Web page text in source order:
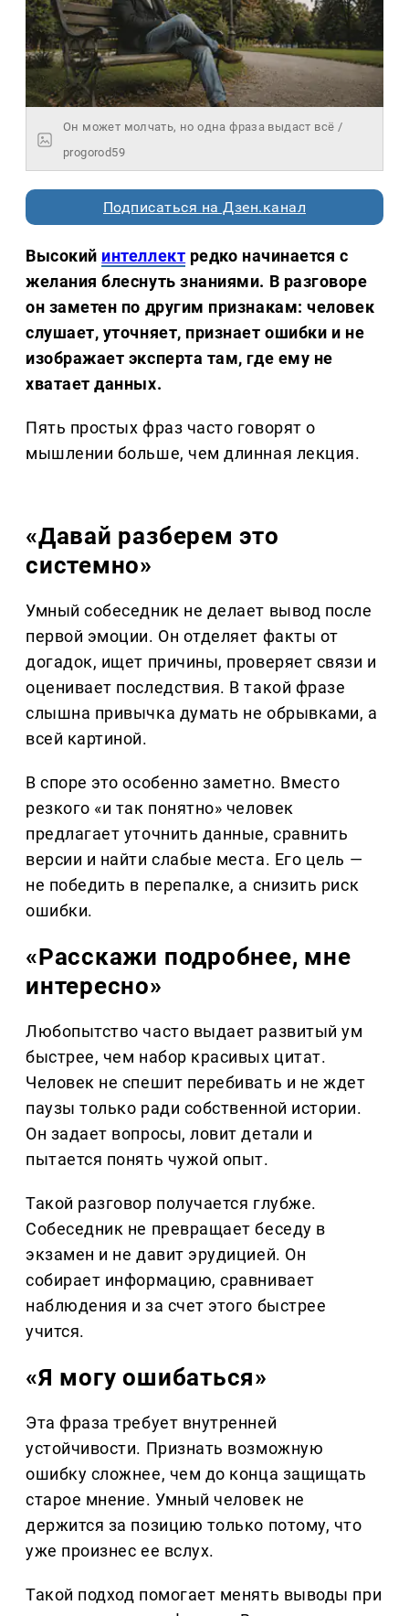
Он может молчать, но одна фраза выдаст всё /
progorod59
Подписаться на Дзен.канал
Высокий интеллект редко начинается с
желания блеснуть знаниями. В разговоре
он заметен по другим признакам: человек
слушает, уточняет, признает ошибки и не
изображает эксперта там, где ему не
хватает данных.
Пять простых фраз часто говорят о
мышлении больше, чем длинная лекция.
«Давай разберем это
системно»
Умный собеседник не делает вывод после
первой эмоции. Он отделяет факты от
догадок, ищет причины, проверяет связи и
оценивает последствия. В такой фразе
слышна привычка думать не обрывками, а
всей картиной.
В споре это особенно заметно. Вместо
резкого «и так понятно» человек
предлагает уточнить данные, сравнить
версии и найти слабые места. Его цель —
не победить в перепалке, а снизить риск
ошибки.
«Расскажи подробнее, мне
интересно»
Любопытство часто выдает развитый ум
быстрее, чем набор красивых цитат.
Человек не спешит перебивать и не ждет
паузы только ради собственной истории.
Он задает вопросы, ловит детали и
пытается понять чужой опыт.
Такой разговор получается глубже.
Собеседник не превращает беседу в
экзамен и не давит эрудицией. Он
собирает информацию, сравнивает
наблюдения и за счет этого быстрее
учится.
«Я могу ошибаться»
Эта фраза требует внутренней
устойчивости. Признать возможную
ошибку сложнее, чем до конца защищать
старое мнение. Умный человек не
держится за позицию только потому, что
уже произнес ее вслух.
Такой подход помогает менять выводы при